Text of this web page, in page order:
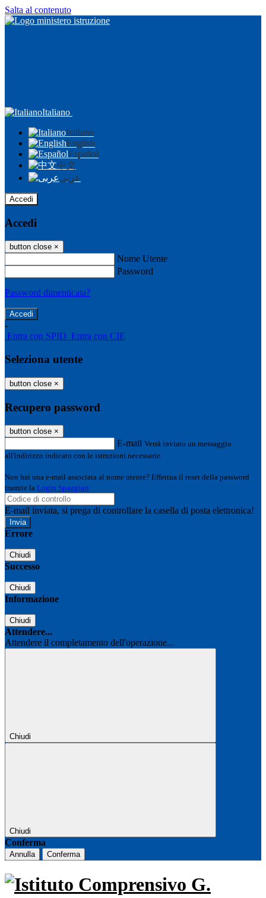
Salta al contenuto
Italiano
Italiano
English
Español
中文
عربى
Accedi
Accedi
button close ×
Nome Utente
Password
Password dimenticata?
-
Entra con SPID Entra con CIE
Seleziona utente
button close ×
Recupero password
button close ×
E-mail Verrà inviato un messaggio
all'indirizzo indicato con le istruzioni necessarie.
Non hai una e-mail associata al nome utente? Effettua il reset della password
tramite la Login Spaggiari
E-mail inviata, si prega di controllare la casella di posta elettronica!
Errore
Chiudi
Successo
Chiudi
Informazione
Chiudi
Attendere...
Attendere il completamento dell'operazione...
Chiudi
Chiudi
Conferma
Annulla Conferma